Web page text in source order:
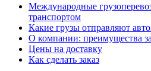
Международные
транспортом
Какие грузы отправляют
О компании: преимущества
Цены на доставку
Как сделать заказ